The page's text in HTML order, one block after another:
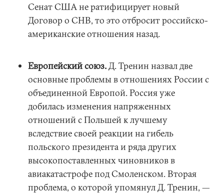
Сенат США не ратифицирует новый
Договор о СНВ, то это отбросит российско-
американские отношения назад.
Европейский союз.Д. Тренин назвал две
основные проблемы в отношениях России с
объединенной Европой. Россия уже
добилась изменения напряженных
отношений с Польшей к лучшему
вследствие своей реакции на гибель
польского президента и ряда других
высокопоставленных чиновников в
авиакатастрофе под Смоленском. Вторая
проблема, о которой упомянул Д. Тренин, —